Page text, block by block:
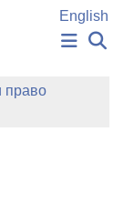
English
право